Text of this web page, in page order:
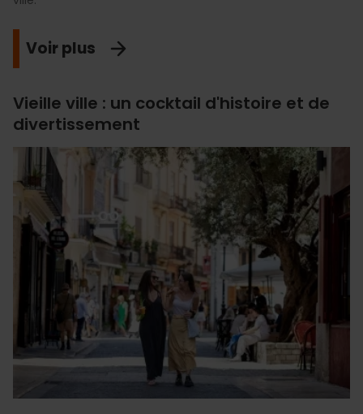
Voir plus
Vieille ville : un cocktail d'histoire et de
divertissement